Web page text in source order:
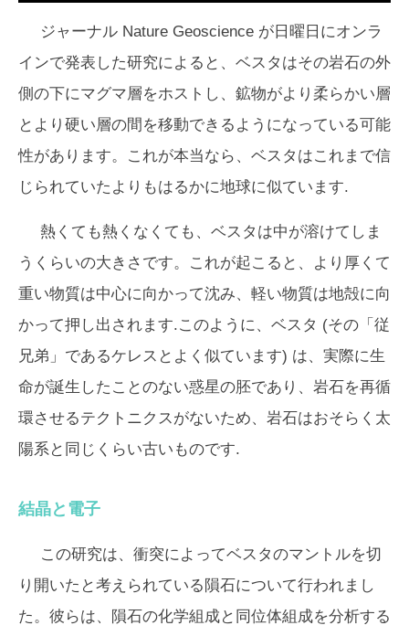
ジャーナル Nature Geoscience が日曜日にオンラ
インで発表した研究によると、ベスタはその岩石の外
側の下にマグマ層をホストし、鉱物がより柔らかい層
とより硬い層の間を移動できるようになっている可能
性があります。これが本当なら、ベスタはこれまで信
じられていたよりもはるかに地球に似ています.
熱くても熱くなくても、ベスタは中が溶けてしま
うくらいの大きさです。これが起こると、より厚くて
重い物質は中心に向かって沈み、軽い物質は地殻に向
かって押し出されます.このように、ベスタ (その「従
兄弟」であるケレスとよく似ています) は、実際に生
命が誕生したことのない惑星の胚であり、岩石を再循
環させるテクトニクスがないため、岩石はおそらく太
陽系と同じくらい古いものです.
結晶と電子
この研究は、衝突によってベスタのマントルを切
り開いたと考えられている隕石について行われまし
た。彼らは、隕石の化学組成と同位体組成を分析する